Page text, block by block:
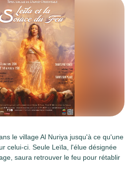
le village Al Nuriya jusqu'à ce qu'une
celui-ci. Seule Leïla, l'élue désignée
saura retrouver le feu pour rétablir